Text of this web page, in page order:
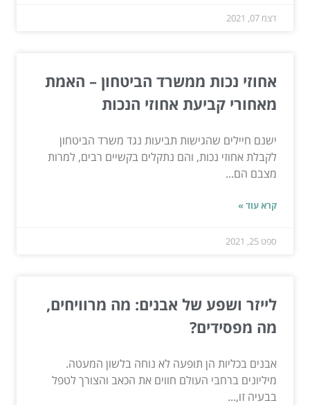
דצמ 07, 2021
אחוזי נכות ממשרד הביטחון – האמת
מאחורי קביעת אחוזי הנכות
ישנם חיילים שהגישות תביעות נגד משרד הביטחון
לקבלת אחוזי נכות, והם נתקלים בקשיים רבים, למרות
מצבם הם...
קרא עוד »
ספט 25, 2021
לייזר ושפע של אבנים: מה מרוויחים,
מה מפסידים?
אבנים בכליות הן תופעה לא נוחה בלשון המעטה.
מיליונים ברחבי העולם חווים את הכאב והצורך לטפל
בבעיה זו,...